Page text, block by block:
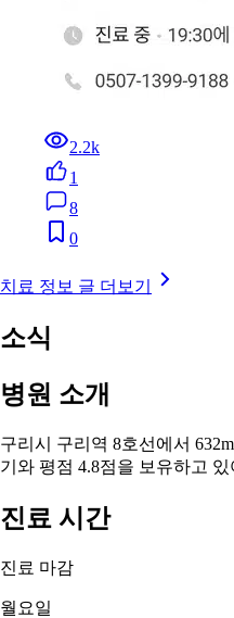
2.2k
1
8
0
치료 정보 글 더보기
소식
병원 소개
구리시 구리역 8호선에서
기와 평점 4.8점을 보유하고 있
진료 시간
진료 마감
월요일